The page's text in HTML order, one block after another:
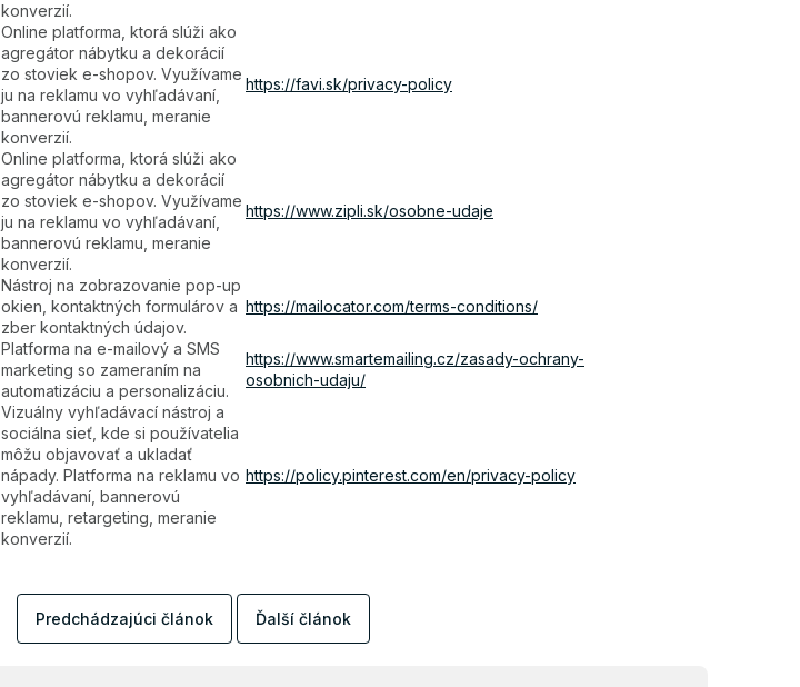
konverzií.
Online platforma, ktorá slúži ako
agregátor nábytku a dekorácií
zo stoviek e-shopov. Využívame
ju na reklamu vo vyhľadávaní,
bannerovú reklamu, meranie
konverzií.
https://favi.sk/privacy-policy
Online platforma, ktorá slúži ako
agregátor nábytku a dekorácií
zo stoviek e-shopov. Využívame
ju na reklamu vo vyhľadávaní,
bannerovú reklamu, meranie
konverzií.
https://www.zipli.sk/osobne-udaje
Nástroj na zobrazovanie pop-up
okien, kontaktných formulárov a
zber kontaktných údajov.
https://mailocator.com/terms-conditions/
Platforma na e-mailový a SMS
marketing so zameraním na
automatizáciu a personalizáciu.
https://www.smartemailing.cz/zasady-ochrany-
osobnich-udaju/
Vizuálny vyhľadávací nástroj a
sociálna sieť, kde si používatelia
môžu objavovať a ukladať
nápady. Platforma na reklamu vo
vyhľadávaní, bannerovú
reklamu, retargeting, meranie
konverzií.
https://policy.pinterest.com/en/privacy-policy
Predchádzajúci článok Ďalší článok